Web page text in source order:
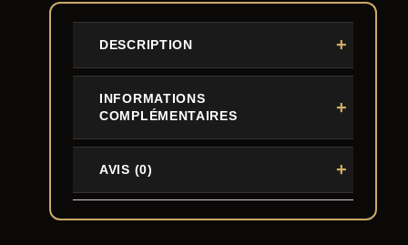
DESCRIPTION
INFORMATIONS
COMPLÉMENTAIRES
AVIS (0)